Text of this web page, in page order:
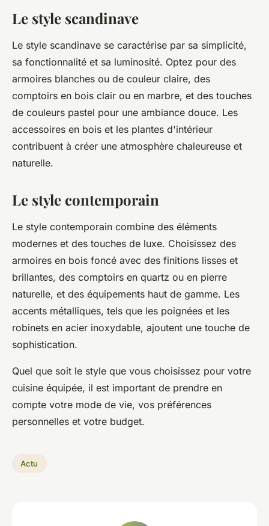
Le style scandinave
Le style scandinave se caractérise par sa simplicité,
sa fonctionnalité et sa luminosité. Optez pour des
armoires blanches ou de couleur claire, des
comptoirs en bois clair ou en marbre, et des touches
de couleurs pastel pour une ambiance douce. Les
accessoires en bois et les plantes d'intérieur
contribuent à créer une atmosphère chaleureuse et
naturelle.
Le style contemporain
Le style contemporain combine des éléments
modernes et des touches de luxe. Choisissez des
armoires en bois foncé avec des finitions lisses et
brillantes, des comptoirs en quartz ou en pierre
naturelle, et des équipements haut de gamme. Les
accents métalliques, tels que les poignées et les
robinets en acier inoxydable, ajoutent une touche de
sophistication.
Quel que soit le style que vous choisissez pour votre
cuisine équipée, il est important de prendre en
compte votre mode de vie, vos préférences
personnelles et votre budget.
Actu